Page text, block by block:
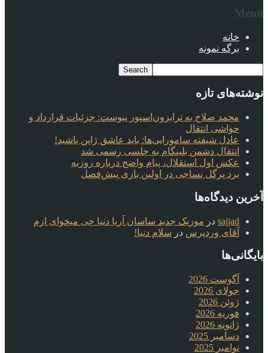
Menu
خانه
برگه نمونه
نوشته‌های تازه
محمد صلاح به ترابزون‌اسپور پیوست: جزئیات قرارداد و
حواشی انتقال
عادل شیفته سامورایی‌ها: باید عاشق ژاپن باشید!
انتقال دشمن بلینگام به چلسی رسمی شد
عکس اول استقلال، پیام واضح درباره روزبه
برد پرگل نساجی در اولین بازی پیش‌فصل
آخرین دیدگاه‌ها
sajjad در موزیک جدید ساسان آریا دنیا چی میخوای ازم
آقای وردپرس در سلام دنیا!
بایگانی‌ها
آگوست 2026
جولای 2026
ژوئن 2026
فوریه 2026
ژانویه 2026
دسامبر 2025
نوامبر 2025